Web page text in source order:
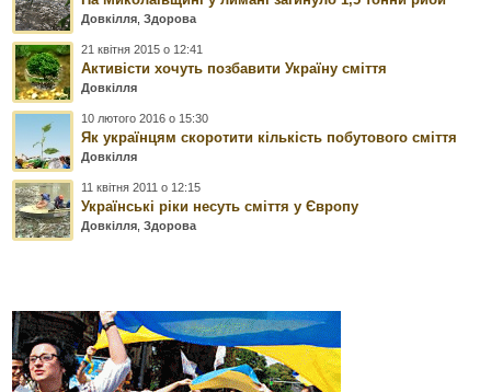
Довкілля ,Здорова
21 квітня 2015 о 12:41
Активісти хочуть позбавити Україну сміття
Довкілля
10 лютого 2016 о 15:30
Як українцям скоротити кількість побутового сміття
Довкілля
11 квітня 2011 о 12:15
Українські ріки несуть сміття у Європу
Довкілля ,Здорова